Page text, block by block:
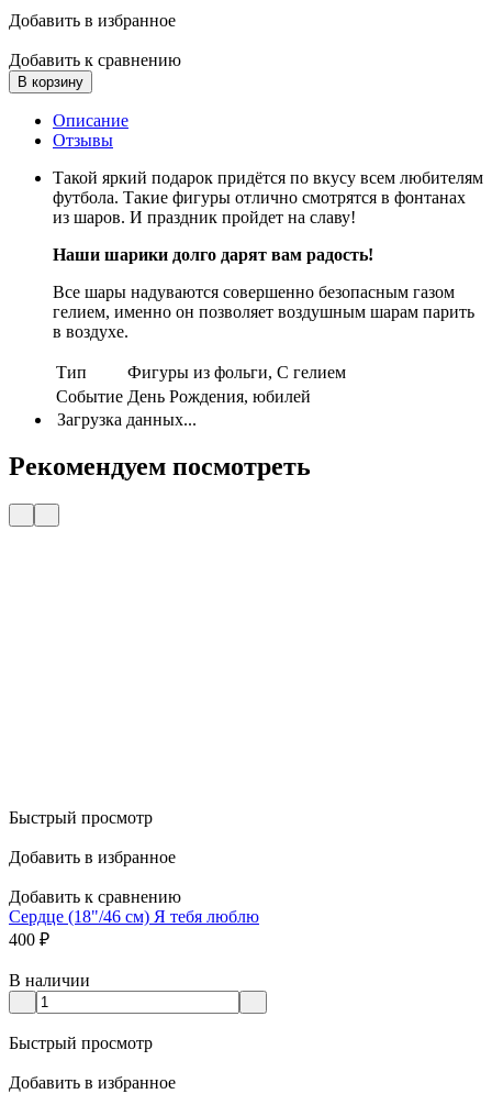
Добавить в избранное
Добавить к сравнению
В корзину
Описание
Отзывы
Такой яркий подарок придётся по вкусу всем любителям
футбола. Такие фигуры отлично смотрятся в фонтанах
из шаров. И праздник пройдет на славу!
Наши шарики долго дарят вам радость!
Все шары надуваются совершенно безопасным газом
гелием, именно он позволяет воздушным шарам парить
в воздухе.
Тип
Фигуры из фольги, С гелием
Событие День Рождения, юбилей
Загрузка данных...
Рекомендуем посмотреть
Быстрый просмотр
Добавить в избранное
Добавить к сравнению
Сердце (18"/46 см) Я тебя люблю
400 ₽
В наличии
Быстрый просмотр
Добавить в избранное